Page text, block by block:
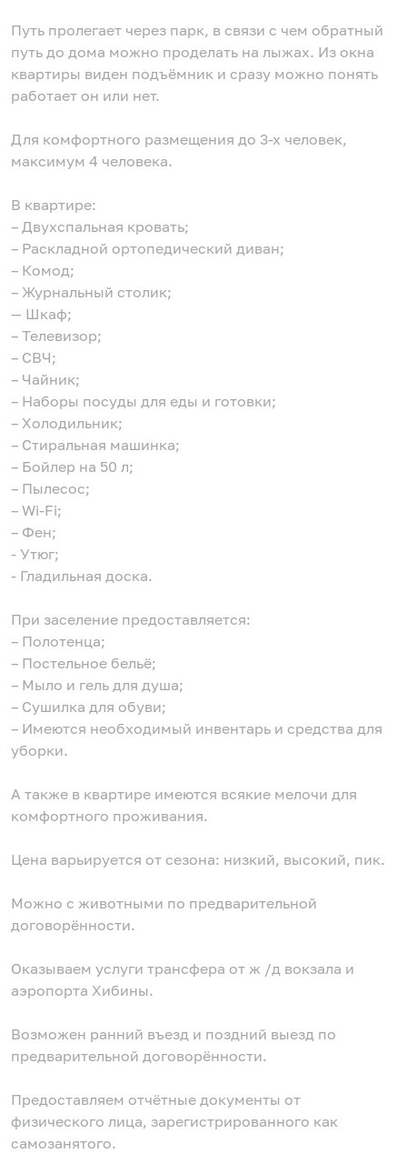
Путь пролегает через парк, в связи с чем обратный
путь до дома можно проделать на лыжах. Из окна
квартиры виден подъёмник и сразу можно понять
работает он или нет.
Для комфортного размещения до 3-х человек,
максимум 4 человека.
В квартире:
– Двухспальная кровать;
– Раскладной ортопедический диван;
– Комод;
– Журнальный столик;
— Шкаф;
– Телевизор;
– СВЧ;
– Чайник;
– Наборы посуды для еды и готовки;
– Холодильник;
– Стиральная машинка;
– Бойлер на 50 л;
– Пылесос;
– Wi-Fi;
– Фен;
- Утюг;
- Гладильная доска.
При заселение предоставляется:
– Полотенца;
– Постельное бельё;
– Мыло и гель для душа;
– Сушилка для обуви;
– Имеются необходимый инвентарь и средства для
уборки.
А также в квартире имеются всякие мелочи для
комфортного проживания.
Цена варьируется от сезона: низкий, высокий, пик.
Можно с животными по предварительной
договорённости.
Оказываем услуги трансфера от ж /д вокзала и
аэропорта Хибины.
Возможен ранний въезд и поздний выезд по
предварительной договорённости.
Предоставляем отчётные документы от
физического лица, зарегистрированного как
самозанятого.